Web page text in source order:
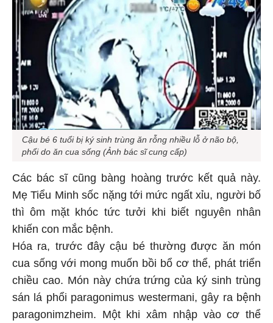
Cậu bé 6 tuổi bị ký sinh trùng ăn rỗng nhiều lỗ ở não bộ,
phổi do ăn cua sống (Ảnh bác sĩ cung cấp)
Các bác sĩ cũng bàng hoàng trước kết quả này.
Mẹ Tiểu Minh sốc nặng tới mức ngất xỉu, người bố
thì ôm mặt khóc tức tưởi khi biết nguyên nhân
khiến con mắc bệnh.
Hóa ra, trước đây cậu bé thường được ăn món
cua sống với mong muốn bồi bổ cơ thể, phát triển
chiều cao. Món này chứa trứng của ký sinh trùng
sán lá phổi paragonimus westermani, gây ra bệnh
paragonimzheim. Một khi xâm nhập vào cơ thể